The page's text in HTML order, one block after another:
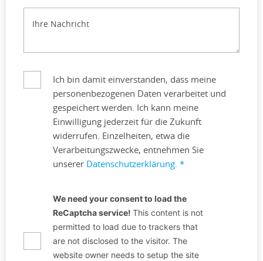
Ihre Nachricht
Ich bin damit einverstanden, dass meine
personenbezogenen Daten verarbeitet und
gespeichert werden. Ich kann meine
Einwilligung jederzeit für die Zukunft
widerrufen. Einzelheiten, etwa die
Verarbeitungszwecke, entnehmen Sie
unserer Datenschutzerklärung. *
We need your consent to load the
ReCaptcha service! This content is not
permitted to load due to trackers that
are not disclosed to the visitor. The
website owner needs to setup the site